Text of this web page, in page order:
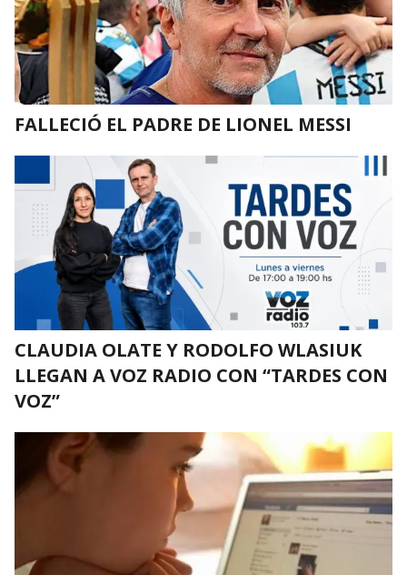
FALLECIÓ EL PADRE DE LIONEL MESSI
CLAUDIA OLATE Y RODOLFO WLASIUK
LLEGAN A VOZ RADIO CON “TARDES CON
VOZ”